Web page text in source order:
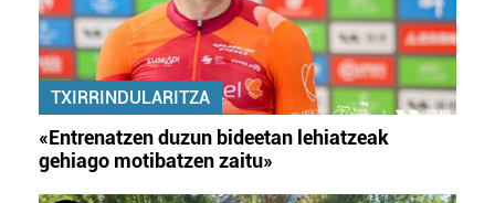
TXIRRINDULARITZA
«Entrenatzen duzun bideetan lehiatzeak
gehiago motibatzen zaitu»